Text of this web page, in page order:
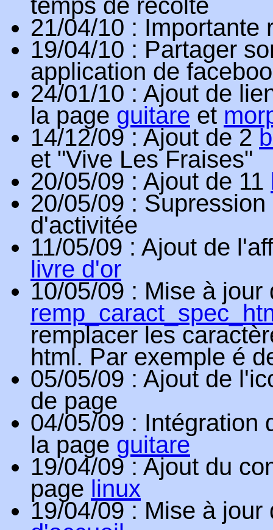
21/04/10 : Importante
19/04/10 : Partager
application de
24/01/10 : Ajout de
la page guitare et
14/12/09: Ajout de 2
et "Vive Les Fraises"
20/05/09 : Ajout de 11
20/05/09 :
d'activitée
11/05/09 : Ajout de
livre d'or
10/05/09 : Mise à jour
remplacer les
html. Par exemple é
05/05/09 : Ajout de
de page
04/05/09 : Intégration
la page guitare
19/04/09: Ajout du
page linux
19/04/09 : Mise à